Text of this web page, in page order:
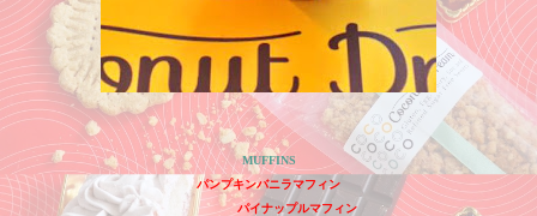
MUFFINS
パンプキンバニラマフィン
パイナップルマフィン